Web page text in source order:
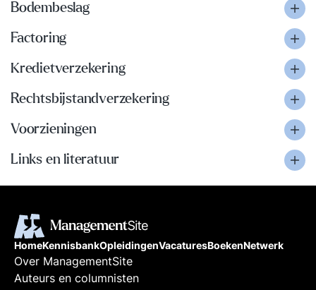
Bodembeslag
Factoring
Kredietverzekering
Rechtsbijstandverzekering
Voorzieningen
Links en literatuur
HomeKennisbankOpleidingenVacaturesBoekenNetwerk
Over ManagementSite
Auteurs en columnisten